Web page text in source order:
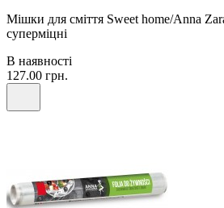
Мішки для сміття Sweet home/Anna
суперміцні
В наявності
127.00 грн.